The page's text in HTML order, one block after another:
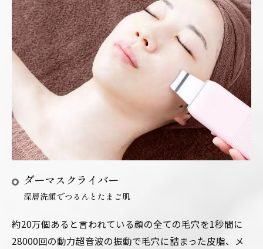
ダーマスクライバー
深層洗顔でつるんとたまご肌
約20万個あると言われている顔の全ての毛穴を1秒間に
28000回の動力超音波の振動で毛穴に詰まった皮脂、メ